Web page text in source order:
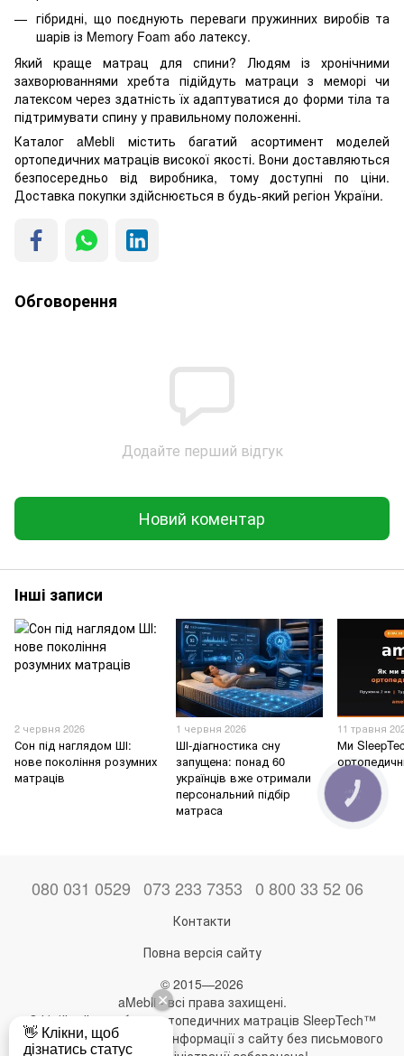
гібридні, що поєднують переваги пружинних виробів та
шарів із Memory Foam або латексу.
Який краще матрац для спини? Людям із хронічними
захворюваннями хребта підійдуть матраци з меморі чи
латексом через здатність їх адаптуватися до форми тіла та
підтримувати спину у правильному положенні.
Каталог aMebli містить багатий асортимент моделей
ортопедичних матраців високої якості. Вони доставляються
безпосередньо від виробника, тому доступні по ціни.
Доставка покупки здійснюється в будь-який регіон України.
Обговорення
Додайте перший відгук
Новий коментар
Інші записи
2 червня 2026
Сон під наглядом ШІ:
нове покоління розумних
матраців
1 червня 2026
ШІ-діагностика сну
запущена: понад 60
українців вже отримали
персональний підбір
матраса
11 травня
Ми
080 031 0529 073 233 7353 0 800 33 52 06
Контакти
Повна версія сайту
© 2015—2026
aMebli - всі права захищені.
Офіційний виробник ортопедичних матраців SleepTech™
Будь-яке використання інформації з сайту без письмового
КНОПКА
ЗВ'ЯЗКУ